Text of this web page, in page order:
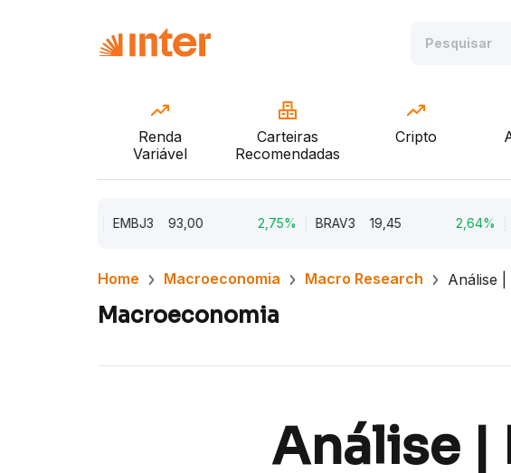
Renda
Variável
Carteiras
Recomendadas
Cripto
EMBJ3 93,00 BRAV3 19,45
Home Macroeconomia Macro Research Análise
Macroeconomia
Análise |